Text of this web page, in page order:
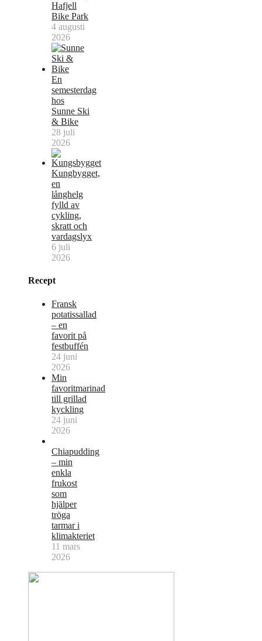
Hafjell
Bike Park
4 augusti
2026
En
semesterdag
hos
Sunne Ski
& Bike
28 juli
2026
Kungbygget,
en
långhelg
fylld av
cykling,
skratt och
vardagslyx
6 juli
2026
Recept
Fransk
potatissallad
– en
favorit på
festbuffén
24 juni
2026
Min
favoritmarinad
till grillad
kyckling
24 juni
2026
Chiapudding
– min
enkla
frukost
som
hjälper
tröga
tarmar i
klimakteriet
11 mars
2026